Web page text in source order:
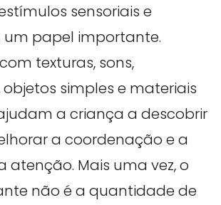
sensoriais e
papel importante.
texturas, sons,
simples e materiais
a criança a descobrir
a coordenação e a
atenção. Mais uma vez, o
não é a quantidade de